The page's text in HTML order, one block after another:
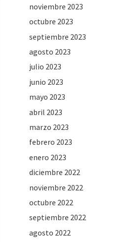
noviembre 2023
octubre 2023
septiembre 2023
agosto 2023
julio 2023
junio 2023
mayo 2023
abril 2023
marzo 2023
febrero 2023
enero 2023
diciembre 2022
noviembre 2022
octubre 2022
septiembre 2022
agosto 2022